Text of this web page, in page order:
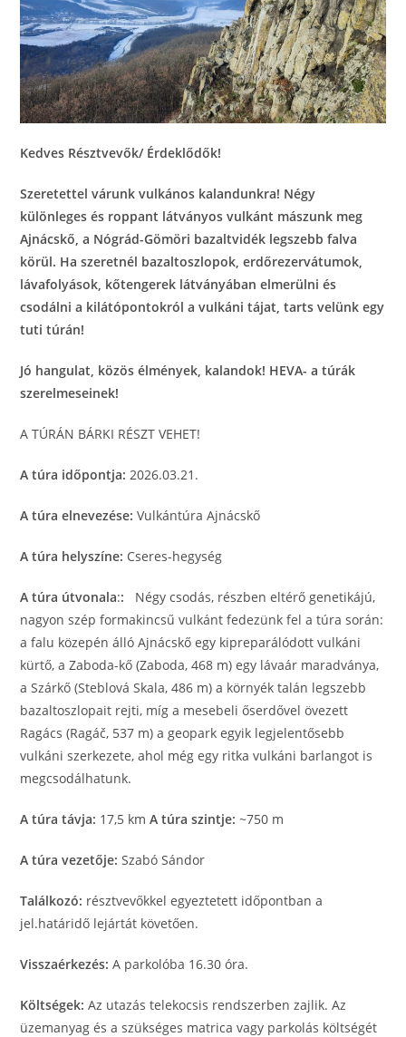
Kedves Résztvevők/ Érdeklődők!
Szeretettel várunk vulkános kalandunkra! Négy
különleges és roppant látványos vulkánt mászunk meg
Ajnácskő, a Nógrád-Gömöri bazaltvidék legszebb falva
körül. Ha szeretnél bazaltoszlopok, erdőrezervátumok,
lávafolyások, kőtengerek látványában elmerülni és
csodálni a kilátópontokról a vulkáni tájat, tarts velünk egy
tuti túrán!
Jó hangulat, közös élmények, kalandok! HEVA- a túrák
szerelmeseinek!
A TÚRÁN BÁRKI RÉSZT VEHET!
A túra időpontja: 2026.03.21.
A túra elnevezése:Vulkántúra Ajnácskő
A túra helyszíne: Cseres-hegység
A túra útvonala:: Négy csodás, részben eltérő genetikájú,
nagyon szép formakincsű vulkánt fedezünk fel a túra során:
a falu közepén álló Ajnácskő egy kipreparálódott vulkáni
kürtő, a Zaboda-kő (Zaboda, 468 m) egy lávaár maradványa,
a Szárkő (Steblová Skala, 486 m) a környék talán legszebb
bazaltoszlopait rejti, míg a mesebeli őserdővel övezett
Ragács (Ragáč, 537 m) a geopark egyik legjelentősebb
vulkáni szerkezete, ahol még egy ritka vulkáni barlangot is
megcsodálhatunk.
A túra távja: 17,5 kmA túra szintje: ~750 m
A túra vezetője: Szabó Sándor
Találkozó: résztvevőkkel egyeztetett időpontban a
jel.határidő lejártát követően.
Visszaérkezés:A parkolóba 16.30 óra.
Költségek: Az utazás telekocsis rendszerben zajlik. Az
üzemanyag és a szükséges matrica vagy parkolás költségét